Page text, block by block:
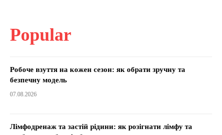
Popular
Робоче взуття на кожен сезон: як обрати зручну та
безпечну модель
07.08.2026
Лімфодренаж та застій рідини: як розігнати лімфу та